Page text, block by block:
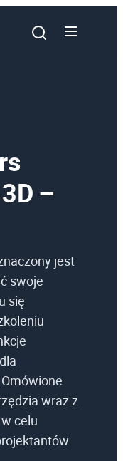
–
jest
swoje
się
wraz z
celu